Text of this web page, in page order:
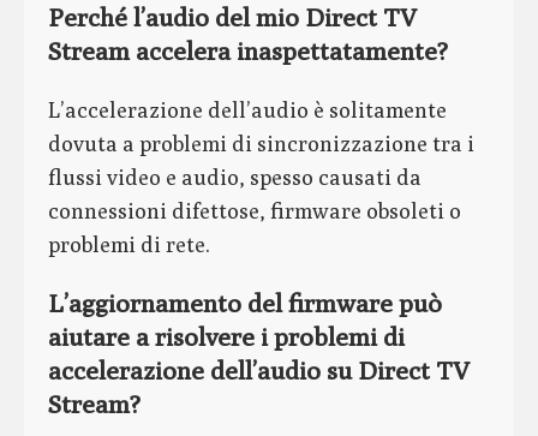
Perché l’audio del mio Direct TV
Stream accelera inaspettatamente?
L’accelerazione dell’audio è solitamente
dovuta a problemi di sincronizzazione tra i
flussi video e audio, spesso causati da
connessioni difettose, firmware obsoleti o
problemi di rete.
L’aggiornamento del firmware può
aiutare a risolvere i problemi di
accelerazione dell’audio su Direct TV
Stream?